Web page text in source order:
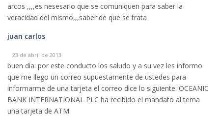
arcos ,,,,es nesesario que se comuniquen para saber la
veracidad del mismo,,,saber de que se trata
juan carlos
23 de abril de 2013
buen dia: por este conducto los saludo y a su vez les informo
que me llego un correo supuestamente de ustedes para
informarme de una tarjeta el correo dice lo siguiente: OCEANIC
BANK INTERNATIONAL PLC ha recibido el mandato al tema
una tarjeta de ATM